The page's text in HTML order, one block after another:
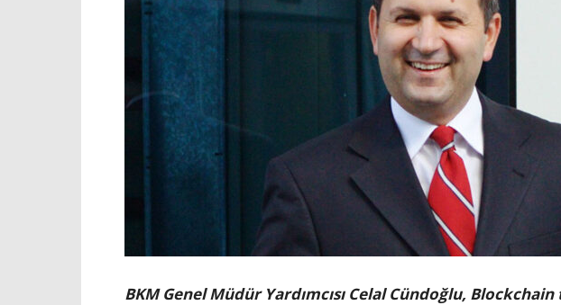
BKM Genel Müdür Yardımcısı Celal Cündoğlu,